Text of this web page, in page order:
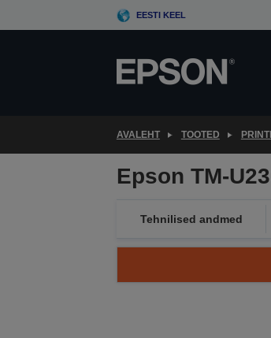
to
EESTI KEEL
AVALEHT TOOTED
Epson TM-
Tehnilised andmed